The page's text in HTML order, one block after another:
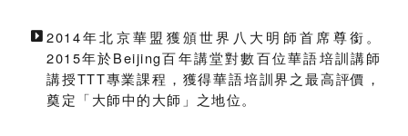
2014年北京華盟獲頒世界八大明師首席尊銜。
2015年於Beijing百年講堂對數百位華語培訓講師
講授TTT專業課程，獲得華語培訓界之最高評價，
奠定「大師中的大師」之地位。